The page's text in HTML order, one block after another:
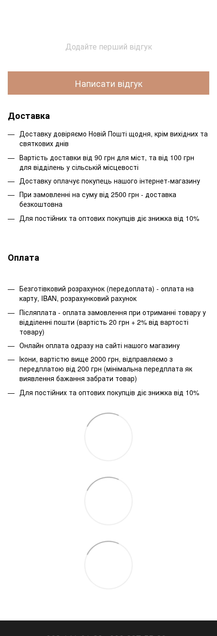
Додайте перший відгук
Написати відгук
Доставка
Доставку довіряємо Новій Пошті щодня, крім вихідних та
святкових днів
Вартість доставки від 90 грн для міст, та від 100 грн
для відділень у сільській місцевості
Доставку оплачує покупець нашого інтернет-магазину
При замовленні на суму від 2500 грн - доставка
безкоштовна
Для постійних та оптових покупців діє знижка від 10%
Оплата
Безготівковий розрахунок (передоплата) - оплата на
карту, IBAN, розрахунковий рахунок
Післяплата - оплата замовлення при отриманні товару у
відділенні пошти (вартість 20 грн + 2% від вартості
товару)
Онлайн оплата одразу на сайті нашого магазину
Ікони, вартістю вище 2000 грн, відправляємо з
передплатою від 200 грн (мінімальна передплата як
виявлення бажання забрати товар)
Для постійних та оптових покупців діє знижка від 10%